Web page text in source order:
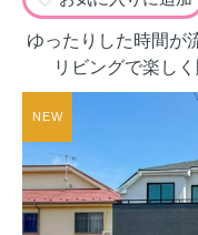
ゆったりした時間が
リビングで楽し